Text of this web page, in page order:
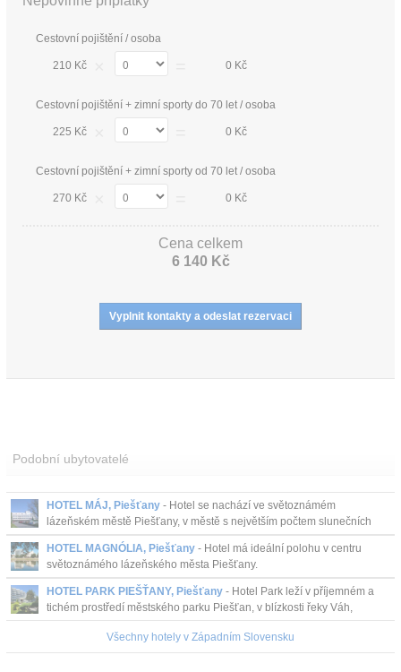
Cestovní pojištění / osoba
210 Kč 0 Kč
Cestovní pojištění + zimní sporty do 70 let / osoba
225 Kč 0 Kč
Cestovní pojištění + zimní sporty od 70 let / osoba
270 Kč 0 Kč
Cena celkem
6 140 Kč
Podobní ubytovatelé
HOTEL MÁJ, Piešťany - Hotel se nachází ve světoznámém
lázeňském městě Piešťany, v městě s největším počtem slunečních
dní v roce na Slovensku....
HOTEL MAGNÓLIA, Piešťany - Hotel má ideální polohu v centru
světoznámého lázeňského města Piešťany.
HOTEL PARK PIEŠŤANY, Piešťany - Hotel Park leží v příjemném a
tichém prostředí městského parku Piešťan, v blízkosti řeky Váh,
necelých 500 m od pěší zóny s obchody a k...
Všechny hotely v Západním Slovensku